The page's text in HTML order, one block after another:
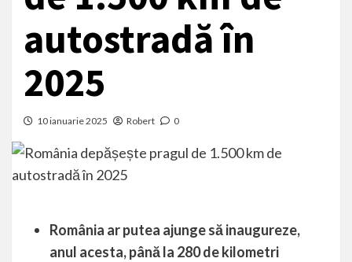
autostradă în
2025
10 ianuarie 2025 Robert 0
România ar putea ajunge să inaugureze,
anul acesta, până la 280 de kilometri